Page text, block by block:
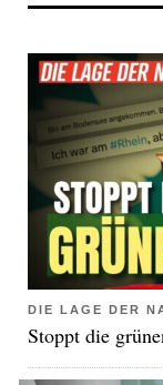
DIE LAGE DER
Stoppt die